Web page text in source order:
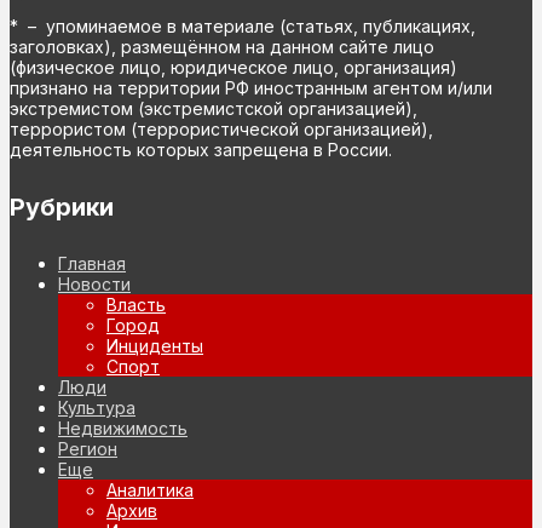
* – упоминаемое в материале (статьях, публикациях,
заголовках), размещённом на данном сайте лицо
(физическое лицо, юридическое лицо, организация)
признано на территории РФ иностранным агентом и/или
экстремистом (экстремистской организацией),
террористом (террористической организацией),
деятельность которых запрещена в России.
Рубрики
Главная
Новости
Власть
Город
Инциденты
Спорт
Люди
Культура
Недвижимость
Регион
Еще
Аналитика
Архив